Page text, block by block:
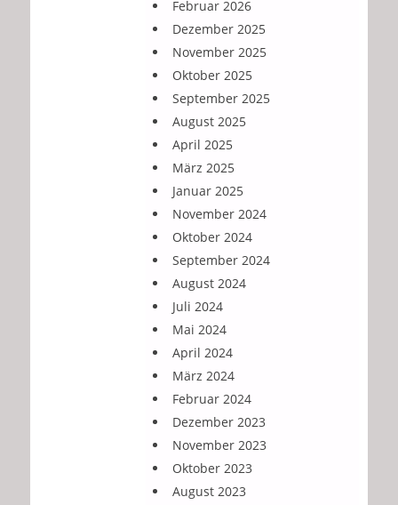
Februar 2026
Dezember 2025
November 2025
Oktober 2025
September 2025
August 2025
April 2025
März 2025
Januar 2025
November 2024
Oktober 2024
September 2024
August 2024
Juli 2024
Mai 2024
April 2024
März 2024
Februar 2024
Dezember 2023
November 2023
Oktober 2023
August 2023